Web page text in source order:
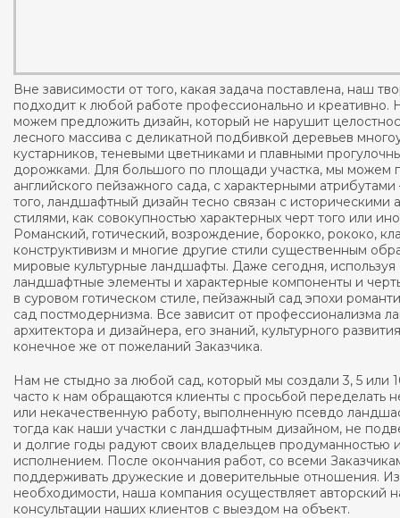
Вне зависимости от того, какая задача поставлена, наш
подходит к любой работе профессионально и креативно.
можем предложить дизайн, который не нарушит
лесного массива с деликатной подбивкой деревьев
кустарников, теневыми цветниками и плавными
дорожками. Для большого по площади участка, мы можем
английского пейзажного сада, с характерными
того, ландшафтный дизайн тесно связан с историческими
стилями, как совокупностью характерных черт того или
Романский, готический, возрождение, борокко, рококо,
конструктивизм и многие другие стили существенным
мировые культурные ландшафты. Даже сегодня,
ландшафтные элементы и характерные компоненты и
в суровом готическом стиле, пейзажный сад эпохи
сад постмодернизма. Все зависит от профессионализма
архитектора и дизайнера, его знаний, культурного
конечное же от пожеланий Заказчика.
Нам не стыдно за любой сад, который мы создали 3, 5 или
часто к нам обращаются клиенты с просьбой переделать
или некачественную работу, выполненную псевдо
тогда как наши участки с ландшафтным дизайном, не
и долгие годы радуют своих владельцев продуманностью
исполнением. После окончания работ, со всеми
поддерживать дружеские и доверительные отношения. Из
необходимости, наша компания осуществляет авторский
консультации наших клиентов с выездом на объект.